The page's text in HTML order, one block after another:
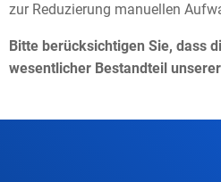
zur Reduzierung manuellen
Bitte berücksichtigen Sie, dass
wesentlicher Bestandteil